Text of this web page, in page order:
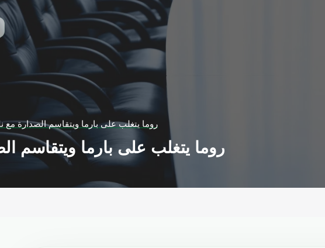
روما يتغلب على بارما ويتقاسم الصدارة مع
روما يتغلب على بارما ويتقاسم